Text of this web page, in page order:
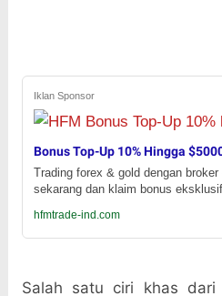
Iklan Sponsor
Bonus Top-Up 10% Hingga
Trading forex & gold dengan
sekarang dan klaim bonus
hfmtrade-ind.com
Salah satu ciri khas